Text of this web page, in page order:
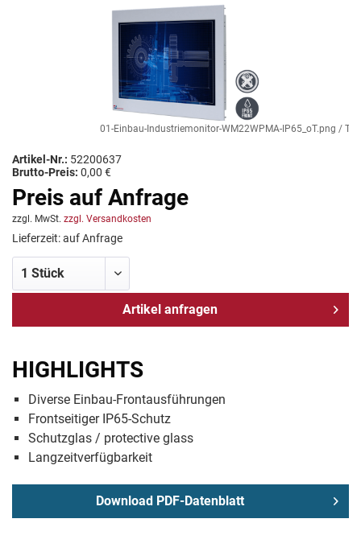
01-Einbau-Industriemonitor-WM22WPMA-IP65_oT.png /
Artikel-Nr.: 52200637
Brutto-Preis: 0,00 €
Preis auf Anfrage
zzgl. MwSt. zzgl. Versandkosten
Lieferzeit: auf Anfrage
Artikel anfragen
HIGHLIGHTS
Diverse Einbau-Frontausführungen
Frontseitiger IP65-Schutz
Schutzglas / protective glass
Langzeitverfügbarkeit
Download PDF-Datenblatt